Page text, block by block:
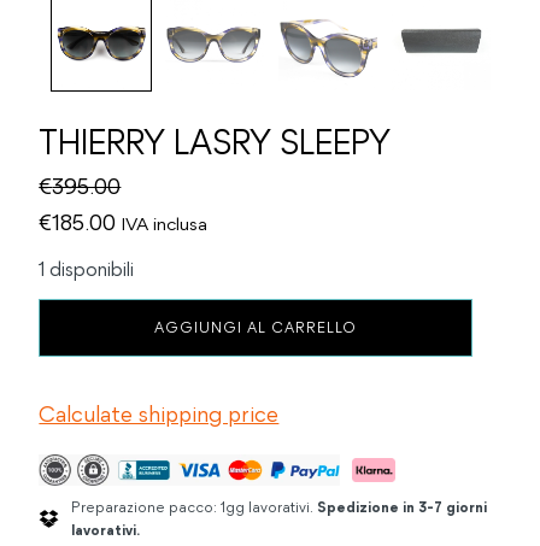
THIERRY LASRY SLEEPY
€395.00
Il
prezzo
originale
€395.00.
€185.00Il
prezzo
attuale
€185.00.
IVA inclusa
1 disponibili
AGGIUNGI AL CARRELLO
Calculate shipping price
Preparazione pacco: 1gg lavorativi. Spedizione in 3-7 giorni
lavorativi.